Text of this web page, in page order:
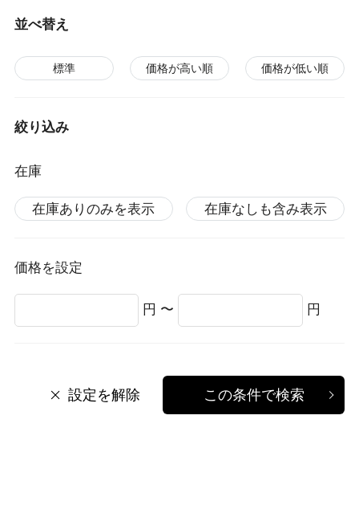
並べ替え
標準 価格が高い順 価格が低い順
絞り込み
在庫
在庫ありのみを表示 在庫なしも含み表示
価格を設定
円 〜 円
設定を解除 この条件で検索